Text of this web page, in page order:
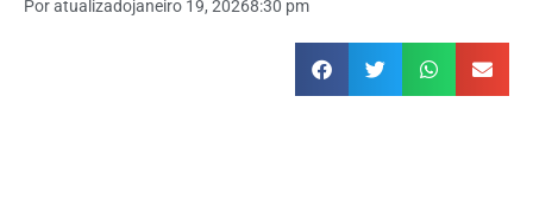
Poratualizadojaneiro 19, 20268:30 pm